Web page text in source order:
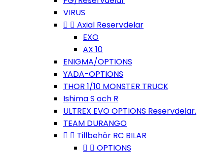
VIRUS
  Axial Reservdelar
EXO
AX 10
ENIGMA/OPTIONS
YADA-OPTIONS
THOR 1/10 MONSTER TRUCK
Ishima S och R
ULTREX EVO OPTIONS Reservdelar.
TEAM DURANGO
  Tillbehör RC BILAR
  OPTIONS